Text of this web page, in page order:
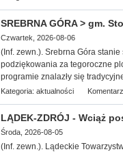
SREBRNA GÓRA > gm.
Czwartek, 2026-08-06
(Inf. zewn.). Srebrna Góra
podziękowania za tegoroczne
programie znalazły się
Kategoria: aktualności
LĄDEK-ZDRÓJ - Wciąż
Środa, 2026-08-05
(Inf. zewn.). Lądeckie Towarzy